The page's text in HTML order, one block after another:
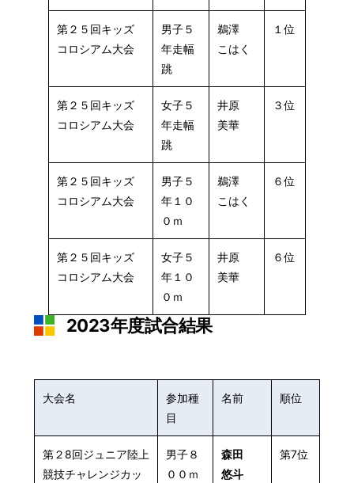
第２５回キッズ
コロシアム大会
男子５
年走幅
跳
鵜澤
こはく
１位
第２５回キッズ
コロシアム大会
女子５
年走幅
跳
井原
美華
３位
第２５回キッズ
コロシアム大会
男子５
年１０
０ｍ
鵜澤
こはく
６位
第２５回キッズ
コロシアム大会
女子５
年１０
０ｍ
井原
美華
６位
2023年度試合結果
大会名
参加種
目
名前 順位
第２8回ジュニア陸上
競技チャレンジカッ
男子８
００ｍ
森田
悠斗
第7位